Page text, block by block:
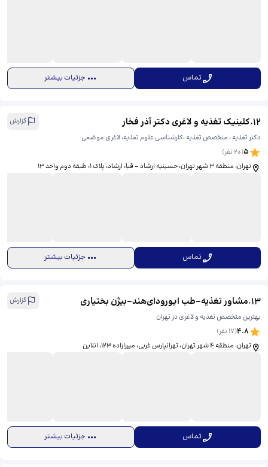
تماس جزئیات بیشتر
12
.کلینیک تغذیه و لاغری دکتر آذر فخار
گزارش
دکتر تغذیه ، متخصص تغذیه ،کارشناسی علوم تغذیه، لاغری موضعی
5
(
20نفر)
تهران، منطقه ۳ شهر تهران، حسینیه ارشاد - قبا، ارشاد، پلاک 1، ​طبقه دوم واحد ۱۳
تماس جزئیات بیشتر
13
.مشاور تغذیه-طب ایورودای‌هند-بیژن بختیاری
گزارش
بهترین متخصص تغذیه و لاغری در تهران
4.8
(
17 نفر)
تهران، منطقه ۴ شهر تهران، تهرانپارس غربی، میرزازاده 123، ​انلاین
تماس جزئیات بیشتر